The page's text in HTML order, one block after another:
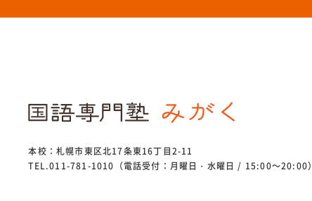
本校：札幌市東区北17条東16丁目2-11
TEL.011-781-1010（電話受付：月曜日・水曜日 / 15:00～20:00）